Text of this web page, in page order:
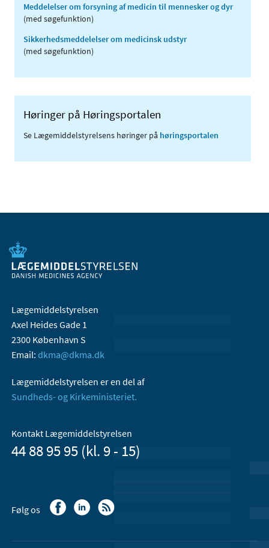
Meddelelser om forsyning af medicin til mennesker og dyr
(med søgefunktion)
Sikkerhedsmeddelelser om medicinsk udstyr
(med søgefunktion)
Høringer på Høringsportalen
Se Lægemiddelstyrelsens høringer på høringsportalen
Lægemiddelstyrelsen
Axel Heides Gade 1
2300 København S
Email: dkma@dkma.dk
Lægemiddelstyrelsen er en del af
Sundheds- og Kirkeministeriet.
Kontakt Lægemiddelstyrelsen
44 88 95 95 (kl. 9 - 15)
Følg os